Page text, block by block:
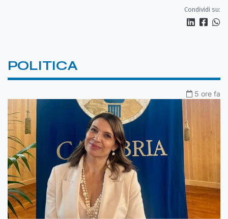
Condividi su:
POLITICA
5 ore fa